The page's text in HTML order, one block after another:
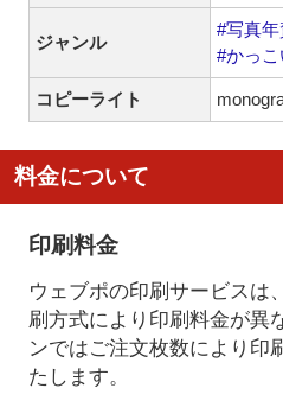
ジャンル
#写真年
#かっこ
コピーライト
料金について
印刷料金
ウェブポの印刷サービスは
刷方式により印刷料金が異
ンではご注文枚数により印
たします。